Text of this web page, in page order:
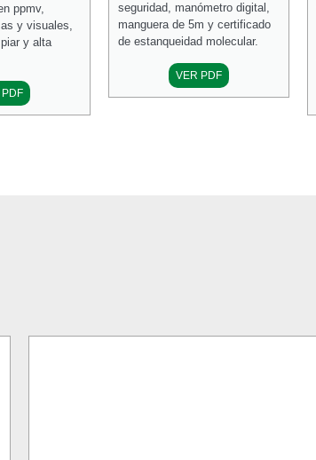
ppmv,
y visuales,
y alta
seguridad, manómetro digital,
manguera de 5m y certificado
de estanqueidad molecular.
VER PDF